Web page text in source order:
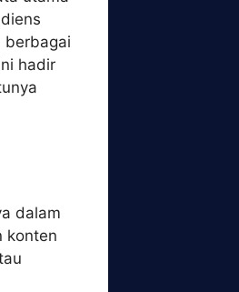
berbagai
hadir
dalam
konten